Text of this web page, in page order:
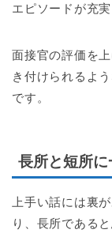
エピソードが充
面接官の評価を
き付けられるよ
です。
長所と短所に
上手い話には裏
り、長所である